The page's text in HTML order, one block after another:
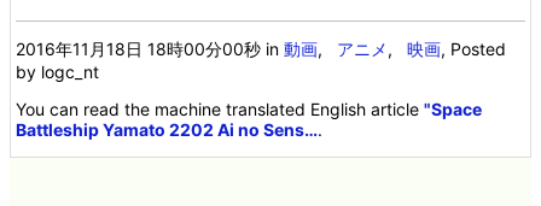
2016年11月18日 18時00分00秒 in動画, アニメ,映画, Posted
by logc_nt
You can read the machine translated English article"Space
Battleship Yamato 2202 Ai no Sens….